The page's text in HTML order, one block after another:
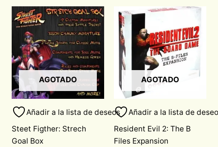
AGOTADO
Añadir a la lista de deseos
Steet Figther: Strech
Goal Box
AGOTADO
Añadir a la lista de
Resident Evil 2: The B
Files Expansion